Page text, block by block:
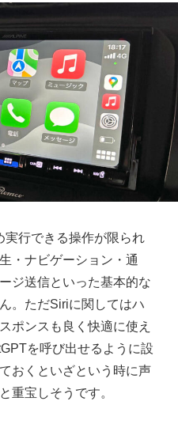
行できる操作が限られ
・ナビゲーション・通
ジ送信といった基本的な
。ただSiriに関してはハ
ポンスも良く快適に使え
を呼び出せるように設
おくといざという時に声
重宝しそうです。